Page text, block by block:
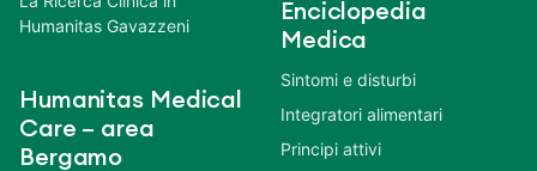
Humanitas Gavazzeni
Humanitas Medical
Care – area
Bergamo
Enciclopedia
Medica
Sintomi e disturbi
Integratori alimentari
Principi attivi